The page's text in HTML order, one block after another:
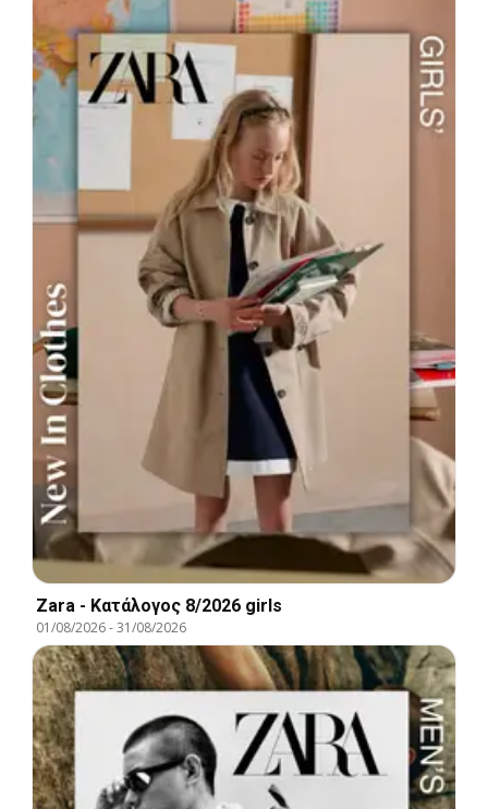
Zara - Kατάλογος 8/2026 girls
01/08/2026-31/08/2026